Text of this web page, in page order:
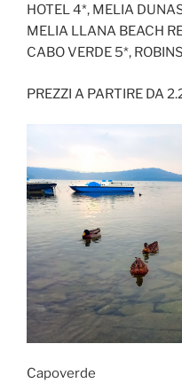
HOTEL 4*, MELIA
MELIA LLANA BEACH
CABO VERDE 5*,
PREZZI A PARTIRE DA
Capoverde